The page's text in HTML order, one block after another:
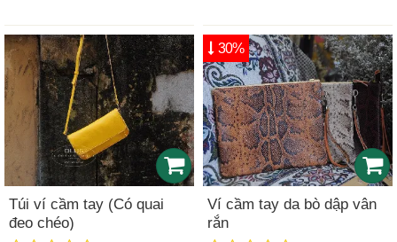
Túi ví cầm tay (Có quai
đeo chéo)
Ví cầm tay da bò dập vân
rắn
30%